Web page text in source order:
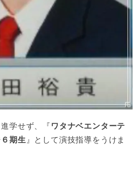
学せず、『 ワタナベエンターテ
期生』として演技指導をうけま